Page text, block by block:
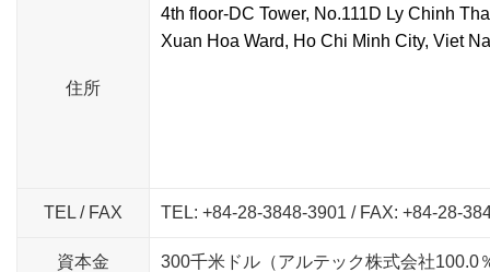
住所
4th floor-DC Tower, No.111D Ly Chinh
Xuan Hoa Ward, Ho Chi Minh City, Viet
TEL / FAX TEL: +84-28-3848-3901 / FAX: +84-28-
資本金 300千米ドル（アルテック株式会社100.0